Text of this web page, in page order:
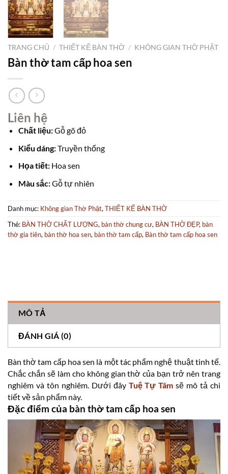
TRANG CHỦ / THIẾT KẾ BÀN THỜ / KHÔNG GIAN THỜ PHẬT
Bàn thờ tam cấp hoa sen
Liên hệ
Chất liệu:Gỗ gõ đỏ
Kiểu dáng:Truyền thống
Họa tiết:Hoa sen
Màu sắc:Gỗ tự nhiên
Danh mục: Không gian Thờ Phật, THIẾT KẾ BÀN THỜ
Thẻ: BÀN THỜ CHẤT LƯỢNG, bàn thờ chung cư, BÀN THỜ ĐẸP, bàn
thờ gia tiên, bàn thờ hoa sen, bàn thờ tam cấp, Bàn thờ tam cấp hoa sen
MÔ TẢ
ĐÁNH GIÁ (0)
Bàn thờ tam cấp hoa sen là một tác phẩm nghệ thuật tinh tế.
Chắc chắn sẽ làm cho không gian thờ của bạn trở nên trang
nghiêm và tôn nghiêm. Dưới đây Tuệ Tự Tâm sẽ mô tả chi
tiết về sản phẩm này.
Đặc điểm của bàn thờ tam cấp hoa sen